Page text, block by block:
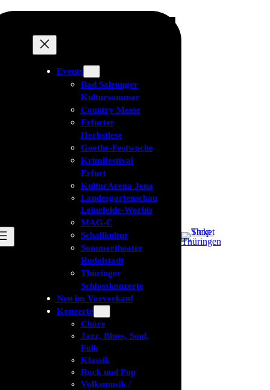
Events
Bad Salzunger
Kultursommer
Country Messe
Erfurter
Herbstlese
Goethe-Festwoche
Krimifestival
Erfurt
KulturArena Jena
Landesgartenschau
Leinefelde-Worbis
MAG-C
Schallkultur
Sommertheater
Rudolstadt
Thüringer
Schlosskonzerte
Neu im Vorverkauf
Konzerte
Chöre
Jazz, Blues, Soul,
Folk
Klassik
Rock und Pop
Volksmusik /